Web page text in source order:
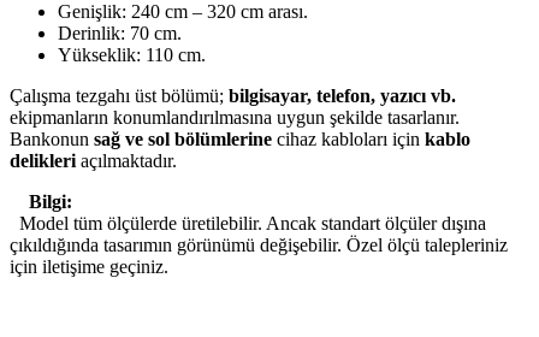
Genişlik: 240 cm – 320 cm arası.
Derinlik: 70 cm.
Yükseklik: 110 cm.
Çalışma tezgahı üst bölümü; bilgisayar, telefon, yazıcı vb.
ekipmanların konumlandırılmasına uygun şekilde tasarlanır.
Bankonun sağ ve sol bölümlerine cihaz kabloları için kablo
delikleri açılmaktadır.
Bilgi:
Model tüm ölçülerde üretilebilir. Ancak standart ölçüler dışına
çıkıldığında tasarımın görünümü değişebilir. Özel ölçü talepleriniz
için iletişime geçiniz.